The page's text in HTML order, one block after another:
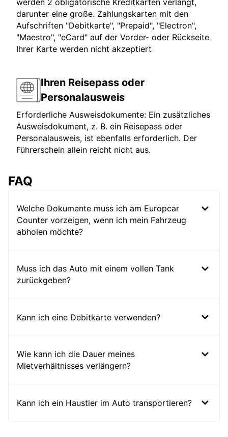
werden 2 obligatorische Kreditkarten verlangt,
darunter eine große. Zahlungskarten mit den
Aufschriften "Debitkarte", "Prepaid", "Electron",
"Maestro", "eCard" auf der Vorder- oder Rückseite
Ihrer Karte werden nicht akzeptiert
Ihren Reisepass oder
Personalausweis
Erforderliche Ausweisdokumente: Ein zusätzliches
Ausweisdokument, z. B. ein Reisepass oder
Personalausweis, ist ebenfalls erforderlich. Der
Führerschein allein reicht nicht aus.
FAQ
Welche Dokumente muss ich am Europcar
Counter vorzeigen, wenn ich mein Fahrzeug
abholen möchte?
Muss ich das Auto mit einem vollen Tank
zurückgeben?
Kann ich eine Debitkarte verwenden?
Wie kann ich die Dauer meines
Mietverhältnisses verlängern?
Kann ich ein Haustier im Auto transportieren?